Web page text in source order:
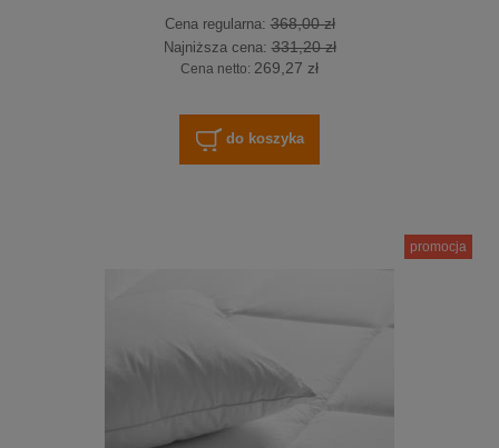
Cena regularna:368,00 zł
Najniższa cena:331,20 zł
Cena netto: 269,27 zł
do koszyka
promocja